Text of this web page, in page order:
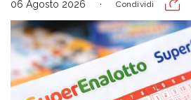
06 Agosto 2026 Condividi